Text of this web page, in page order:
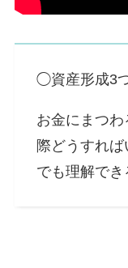
◯資産形成3
お金にまつ
際どうすれ
でも理解でき